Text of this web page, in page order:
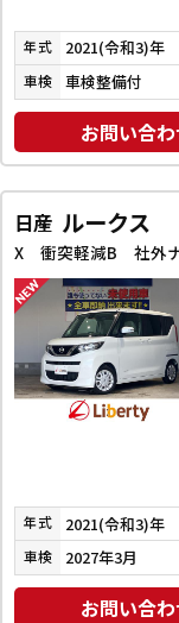
年式 2021(令和3)年
車検 車検整備付
お問い合
日産 ルークス
年式 2021(令和3)年
車検 2027年3月
お問い合